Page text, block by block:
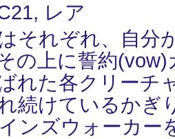
レア
それぞれ、自分
の上に誓約
れた各クリーチ
続けているかぎ
ンズウォーカー